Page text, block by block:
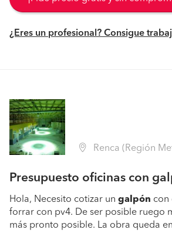
¿Eres un profesional? Consigue
Renca (Región Metropolitana -
Presupuesto oficinas con
Hola, Necesito cotizar un galpón con
forrar con pv4. De ser posible ruego
más pronto posible. La obra queda